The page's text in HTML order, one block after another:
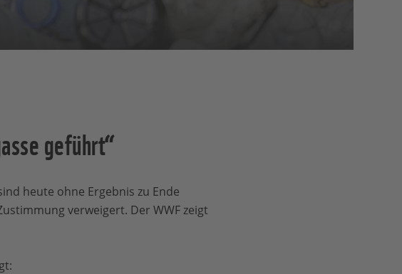
geführt“
heute ohne Ergebnis zu Ende
verweigert. Der WWF zeigt